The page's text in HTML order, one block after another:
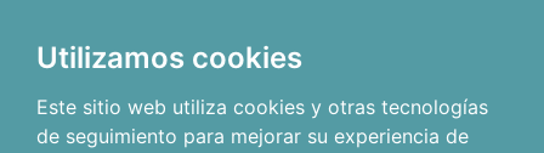
Utilizamos cookies
Este sitio web utiliza cookies y otras tecnologías
de seguimiento para mejorar su experiencia de